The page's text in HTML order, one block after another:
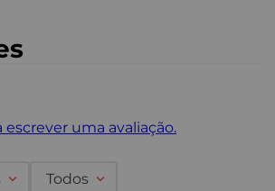
escrever uma avaliação.
Todos